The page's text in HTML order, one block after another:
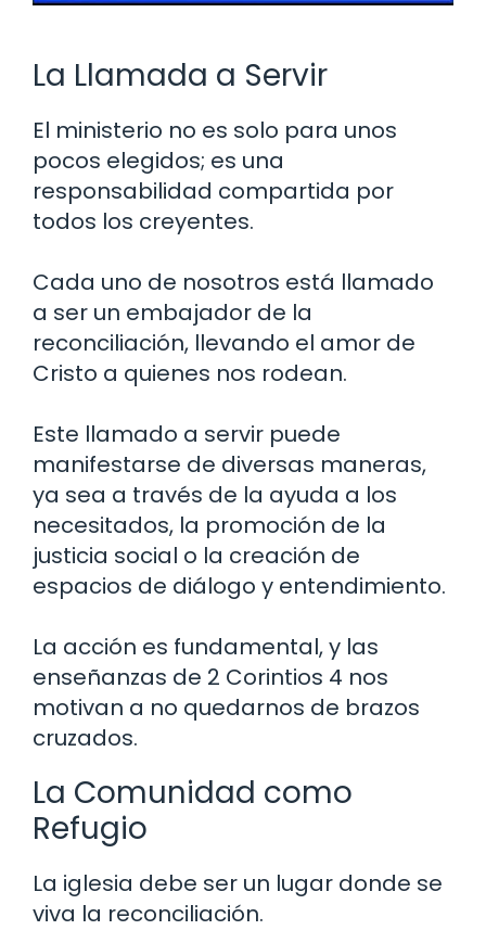
La Llamada a Servir
El ministerio no es solo para unos
pocos elegidos; es una
responsabilidad compartida por
todos los creyentes.
Cada uno de nosotros está llamado
a ser un embajador de la
reconciliación, llevando el amor de
Cristo a quienes nos rodean.
Este llamado a servir puede
manifestarse de diversas maneras,
ya sea a través de la ayuda a los
necesitados, la promoción de la
justicia social o la creación de
espacios de diálogo y entendimiento.
La acción es fundamental, y las
enseñanzas de 2 Corintios 4 nos
motivan a no quedarnos de brazos
cruzados.
La Comunidad como
Refugio
La iglesia debe ser un lugar donde se
viva la reconciliación.